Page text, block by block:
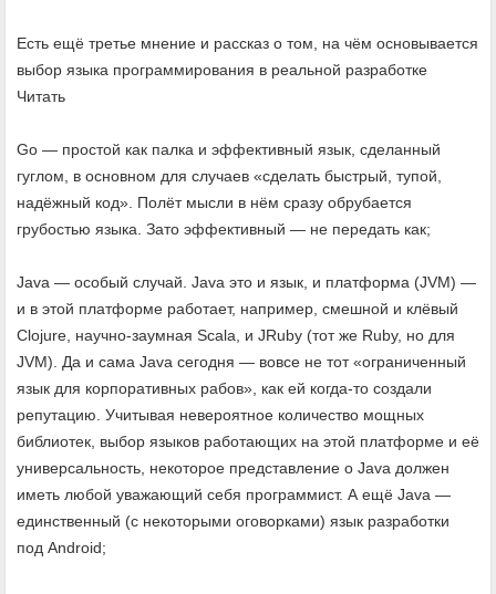
Есть ещё третье мнение и рассказ о том, на чём основывается
выбор языка программирования в реальной разработке
Читать
Go — простой как палка и эффективный язык, сделанный
гуглом, в основном для случаев «сделать быстрый, тупой,
надёжный код». Полёт мысли в нём сразу обрубается
грубостью языка. Зато эффективный — не передать как;
Java — особый случай. Java это и язык, и платформа (JVM) —
и в этой платформе работает, например, смешной и клёвый
Clojure, научно-заумная Scala, и JRuby (тот же Ruby, но для
JVM). Да и сама Java сегодня — вовсе не тот «ограниченный
язык для корпоративных рабов», как ей когда-то создали
репутацию. Учитывая невероятное количество мощных
библиотек, выбор языков работающих на этой платформе и её
универсальность, некоторое представление о Java должен
иметь любой уважающий себя программист. А ещё Java —
единственный (с некоторыми оговорками) язык разработки
под Android;